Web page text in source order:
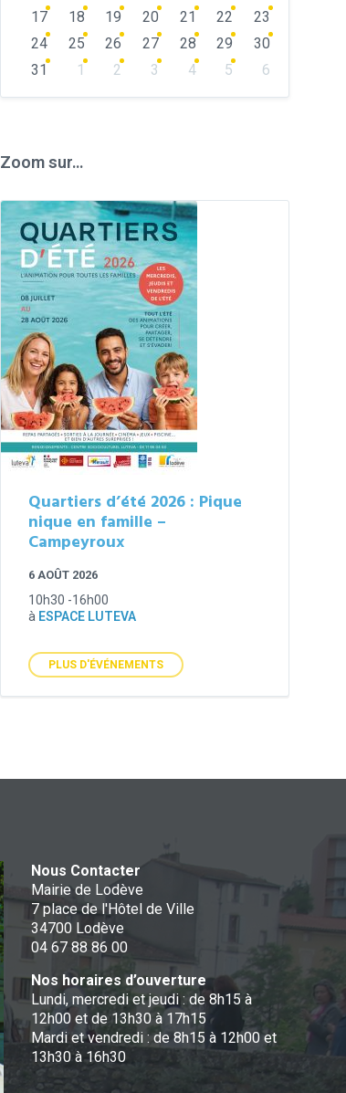
17
18 19 20 21 22
23
24
25 26 27 28 29
30
31
1 2 3 4 5
6
Zoom sur…
Quartiers d’été 2026 : Pique
nique en famille –
Campeyroux
6 AOÛT 2026
10h30 -16h00
à ESPACE LUTEVA
PLUS D'ÉVÉNEMENTS
Nous Contacter
Mairie de Lodève
7 place de l'Hôtel de Ville
34700 Lodève
04 67 88 86 00
Nos horaires d’ouverture
Lundi, mercredi et jeudi : de 8h15 à
12h00 et de 13h30 à 17h15
Mardi et vendredi : de 8h15 à 12h00 et
13h30 à 16h30